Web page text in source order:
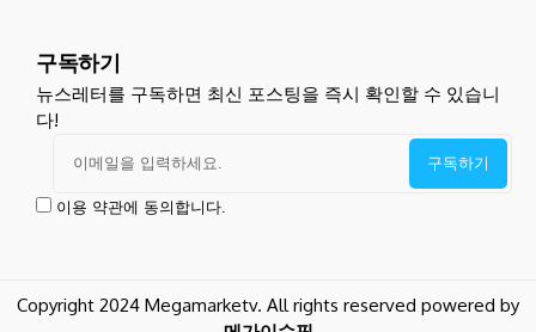
구독하기
뉴스레터를 구독하면 최신 포스팅을 즉시 확인할 수 있습니
다!
이용 약관에 동의합니다.
Copyright 2024 Megamarketv. All rights reserved powered by